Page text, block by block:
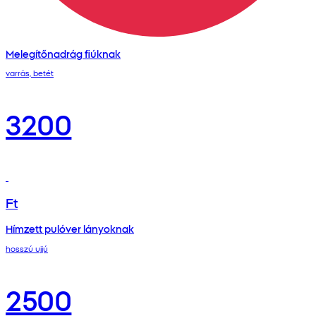
Melegítőnadrág fiúknak
varrás, betét
3200
Ft
Hímzett pulóver lányoknak
hosszú ujjú
2500